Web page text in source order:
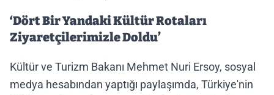
‘Dört Bir Yandaki Kültür Rotaları
Ziyaretçilerimizle Doldu’
Kültür ve Turizm Bakanı Mehmet Nuri Ersoy, sosyal
medya hesabından yaptığı paylaşımda, Türkiye'nin